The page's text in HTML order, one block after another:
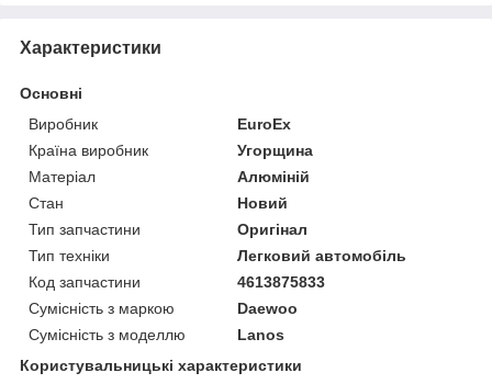
Характеристики
Основні
Виробник
EuroEx
Країна виробник
Угорщина
Матеріал
Алюміній
Стан
Новий
Тип запчастини
Оригінал
Тип техніки
Легковий автомобіль
Код запчастини
4613875833
Сумісність з маркою
Daewoo
Сумісність з моделлю
Lanos
Користувальницькі характеристики